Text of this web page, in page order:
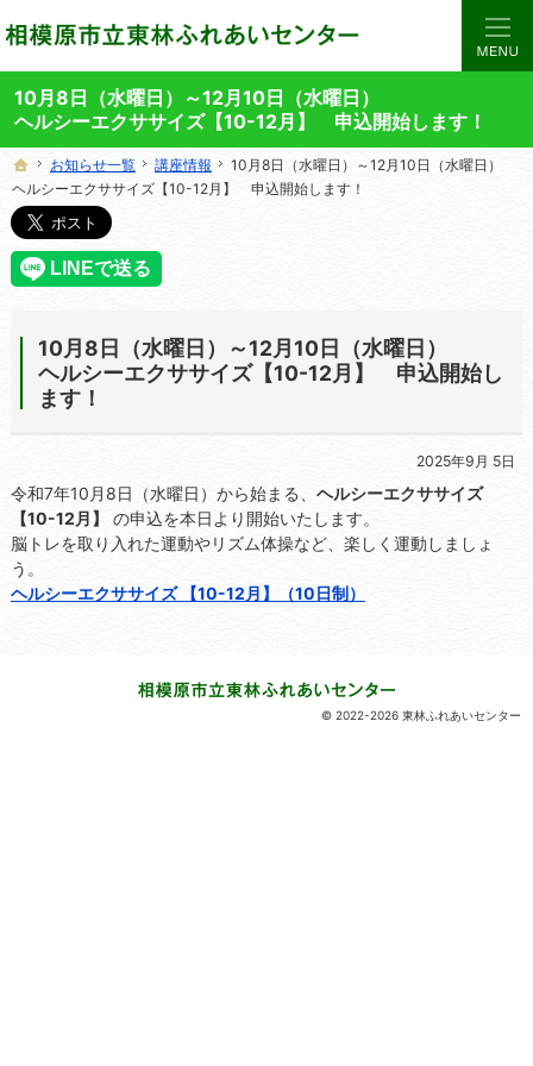
10月8日（水曜日）～12月10日（水曜日）
ヘルシーエクササイズ【10-12月】 申込開始します！
ホーム
お知らせ一覧 講座情報
10月8日（水曜日）～12月10日（水曜日）
ヘルシーエクササイズ【10-12月】 申込開始します！
10月8日（水曜日）～12月10日（水曜日）
ヘルシーエクササイズ【10-12月】 申込開始し
ます！
2025年9月 5日
令和7年10月8日（水曜日）から始まる、 ヘルシーエクササイズ
【10-12月】
の申込を本日より開始いたします。
脳トレを取り入れた運動やリズム体操など、楽しく運動しましょ
う。
ヘルシーエクササイズ 【10-12月】（10日制）
ホーム
お知らせ一覧 講座情報
10月8日（水曜日）～12月10日（水曜日）
ヘルシーエクササイズ【10-12月】 申込開始します！
© 2022-2026 東林ふれあいセンター